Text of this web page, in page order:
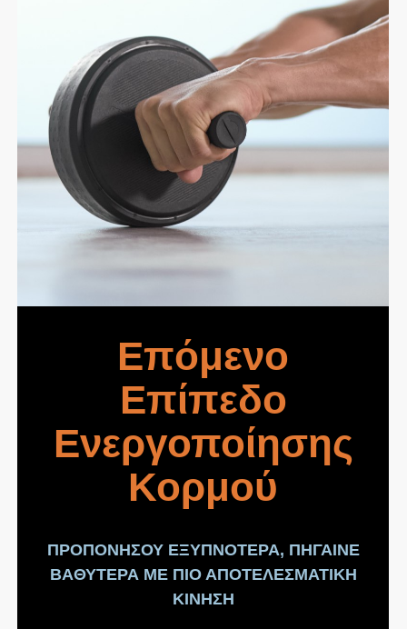
Επόμενο
Επίπεδο
Ενεργοποίησης
Κορμού
ΠΡΟΠΟΝΗΣΟΥ ΕΞΥΠΝΟΤΕΡΑ, ΠΗΓΑΙΝΕ
ΒΑΘΥΤΕΡΑ ΜΕ ΠΙΟ ΑΠΟΤΕΛΕΣΜΑΤΙΚΗ
ΚΙΝΗΣΗ